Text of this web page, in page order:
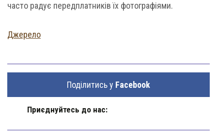
часто радує передплатників їх фотографіями.
Джерело
Поділитись у Facebook
Приєднуйтесь до нас: